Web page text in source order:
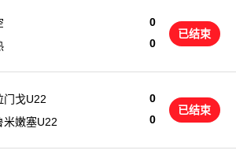
0
0
已结束
门戈U22
0
0
米嫩塞U22
已结束